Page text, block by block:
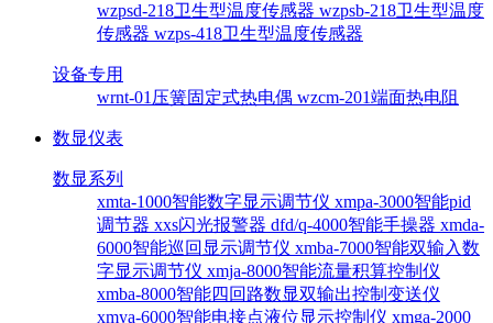
wzpsd-218卫生型温度传感器 wzpsb-218卫生型温度
传感器 wzps-418卫生型温度传感器
设备专用
wrnt-01压簧固定式热电偶 wzcm-201端面热电阻
数显仪表
数显系列
xmta-1000智能数字显示调节仪 xmpa-3000智能pid
调节器 xxs闪光报警器 dfd/q-4000智能手操器 xmda-
6000智能巡回显示调节仪 xmba-7000智能双输入数
字显示调节仪 xmja-8000智能流量积算控制仪
xmba-8000智能四回路数显双输出控制变送仪
xmya-6000智能电接点液位显示控制仪 xmga-2000